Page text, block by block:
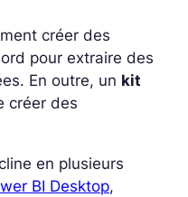
créer des
pour extraire des
En outre, un kit
créer des
en plusieurs
BI Desktop,